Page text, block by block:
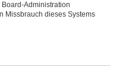
Administration
Missbrauch dieses Systems